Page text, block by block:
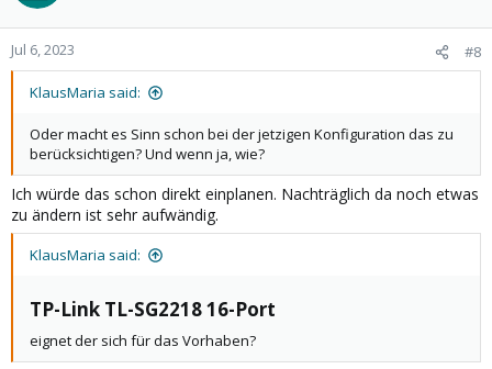
Jul 6, 2023 #8
KlausMaria said:
Oder macht es Sinn schon bei der jetzigen Konfiguration das zu
berücksichtigen? Und wenn ja, wie?
Ich würde das schon direkt einplanen. Nachträglich da noch etwas
zu ändern ist sehr aufwändig.
KlausMaria said:
TP-Link TL-SG2218 16-Port​
eignet der sich für das Vorhaben?